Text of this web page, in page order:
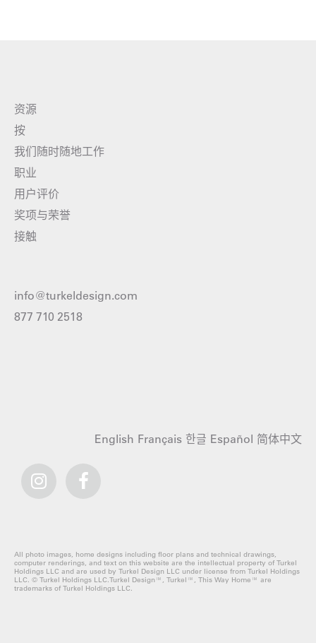
资源
按
我们随时随地工作
职业
用户评价
奖项与荣誉
接触
info@turkeldesign.com
877 710 2518
English Français 한글 Español 简体中文
All photo images, home designs including floor plans and technical drawings,
computer renderings, and text on this website are the intellectual property of Turkel
Holdings LLC and are used by Turkel Design LLC under license from Turkel Holdings
LLC. © Turkel Holdings LLC.Turkel Design™, Turkel™, This Way Home™ are
trademarks of Turkel Holdings LLC.